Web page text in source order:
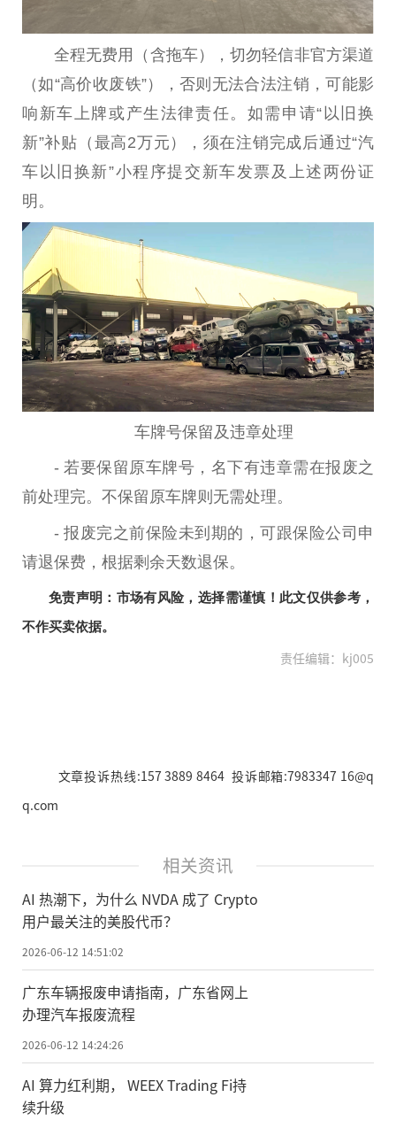
全程无费用（含拖车），‌切勿轻信非官方渠道‌
（如“高价收废铁”），否则无法合法注销，可能影
响新车上牌或产生法律责任。如需申请“以旧换
新”补贴（最高2万元），须在注销完成后通过“汽
车以旧换新”小程序提交新车发票及上述两份证
明。‌‌
车牌号保留及违章处理
- 若要保留原车牌号，名下有违章需在报废之
前处理完。不保留原车牌则无需处理。
- 报废完之前保险未到期的，可跟保险公司申
请退保费，根据剩余天数退保。
免责声明：市场有风险，选择需谨慎！此文仅供参考，
不作买卖依据。
责任编辑：kj005
文章投诉热线:157 3889 8464 投诉邮箱:7983347 16@q
q.com
相关资讯
AI 热潮下，为什么 NVDA 成了 Crypto
用户最关注的美股代币？
2026-06-12 14:51:02
广东车辆报废申请指南，广东省网上
办理汽车报废流程
2026-06-12 14:24:26
AI 算力红利期， WEEX Trading Fi持
续升级